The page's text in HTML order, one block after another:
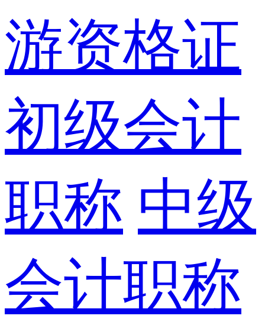
游资格证
初级会计
职称 中级
会计职称